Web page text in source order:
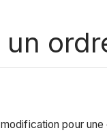
pour